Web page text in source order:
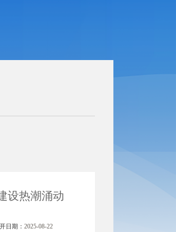
设热潮涌动
日期： 2025-08-22